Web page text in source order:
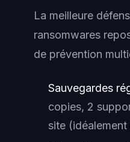
La meilleure
ransomwares
de prévention
Sauvegardes
copies, 2
site